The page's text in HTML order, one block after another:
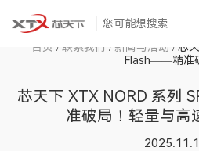
首页 / 联系我们 / 新闻与活动 / 芯
Flash——精准
芯天下 XTX NORD 系列
准破局！轻量与高